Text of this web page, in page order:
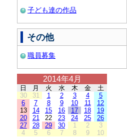
子ども達の作品
その他
職員募集
2014年4月
日 月 火 水 木 金
土
30
31 1 2 3 4
5
6
7 8 9 10 11
12
13
14 15 16 17 18
19
20
21 22 23 24 25
26
27
28 29 30 1 2
3
4
5 6 7 8 9 10